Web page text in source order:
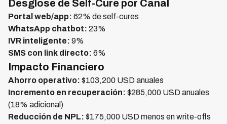
Desglose de Self-Cure por Canal
Portal web/app: 62% de self-cures
WhatsApp chatbot: 23%
IVR inteligente: 9%
SMS con link directo: 6%
Impacto Financiero
Ahorro operativo: $103,200 USD anuales
Incremento en recuperación: $285,000 USD anuales
(18% adicional)
Reducción de NPL: $175,000 USD menos en write-offs